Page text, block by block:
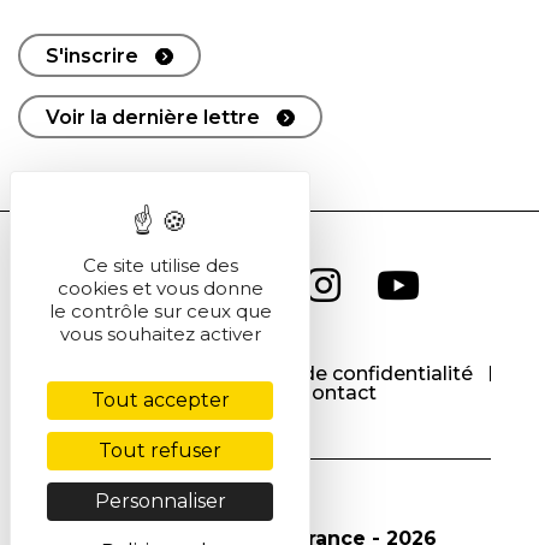
S'inscrire
Voir la dernière lettre
Politique de confidentialité
Cookies
Contact
© Société Chimique de France - 2026
Ce site utilise des
cookies et vous donne
le contrôle sur ceux que
vous souhaitez activer
Tout accepter
Tout refuser
Personnaliser